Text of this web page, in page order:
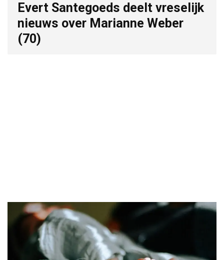
Evert Santegoeds deelt vreselijk
nieuws over Marianne Weber
(70)